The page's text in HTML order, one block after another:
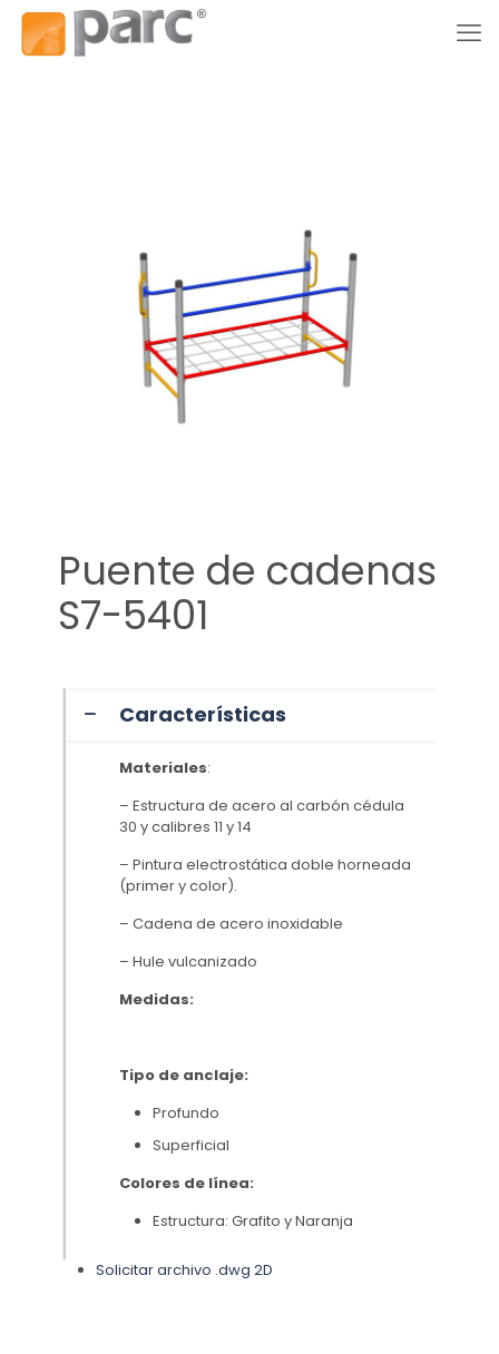
Puente de cadenas
S7-5401
Características
Materiales:
– Estructura de acero al carbón cédula
30 y calibres 11 y 14
– Pintura electrostática doble horneada
(primer y color).
– Cadena de acero inoxidable
– Hule vulcanizado
Medidas:
Tipo de anclaje:
Profundo
Superficial
Colores de línea:
Estructura: Grafito y Naranja
Solicitar archivo .dwg 2D